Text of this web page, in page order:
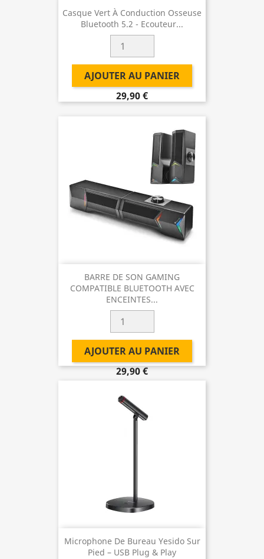
Casque Vert À Conduction Osseuse
Bluetooth 5.2 - Ecouteur...
AJOUTER AU PANIER
29,90 €
BARRE DE SON GAMING
COMPATIBLE BLUETOOTH AVEC
ENCEINTES...
AJOUTER AU PANIER
29,90 €
Microphone De Bureau Yesido Sur
Pied – USB Plug & Play